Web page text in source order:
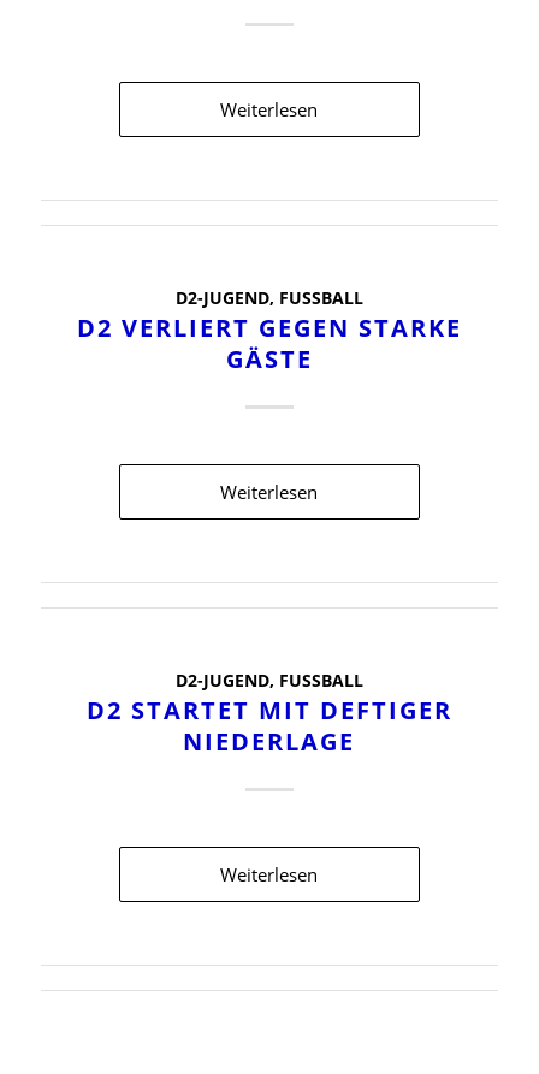
Weiterlesen
D2-JUGEND, FUSSBALL
D2 VERLIERT GEGEN STARKE
GÄSTE
Weiterlesen
D2-JUGEND, FUSSBALL
D2 STARTET MIT DEFTIGER
NIEDERLAGE
Weiterlesen